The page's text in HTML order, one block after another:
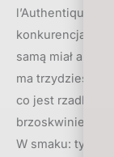
l’Authentique
konkurencja,
samą miał
ma trzydzieści
co jest
brzoskwinie,
W smaku: tytoń,